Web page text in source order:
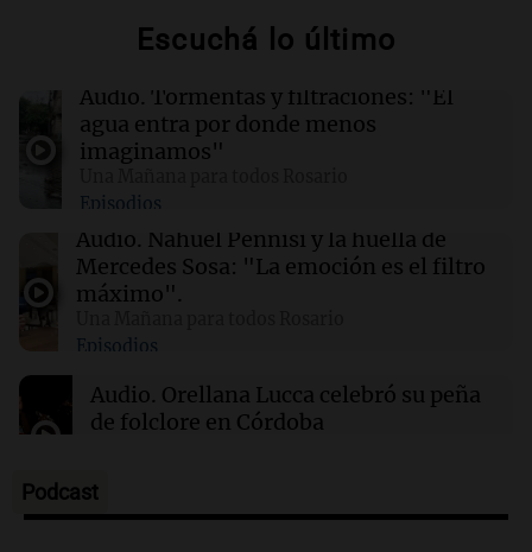
Clima
este domingo 9 de agosto
00:21 Clima
este domingo 9 de agosto
00:16 Clima
Clima en Santa Fe: cómo estará el tiempo este
Escuchá lo último
Audio. Tormentas y filtraciones: "El
agua entra por donde menos
imaginamos"
Episodios
Audio. Nahuel Pennisi y la huella de
Mercedes Sosa: "La emoción es el filtro
máximo".
Episodios
Audio. Orellana Lucca celebró su peña
de folclore en Córdoba
Audio.Trágico accidente en Mendoza:
Podcast